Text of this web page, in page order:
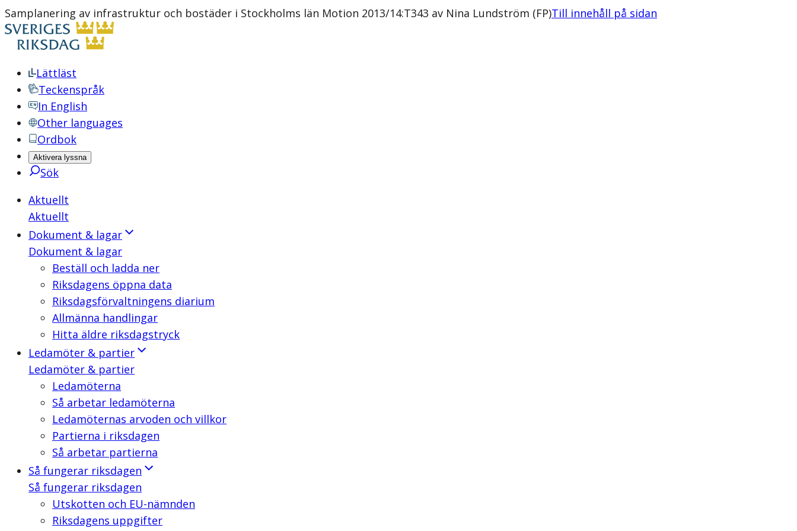
Samplanering av infrastruktur och bostäder i Stockholms län Motion 2013/14:T343 av Nina Lundström (FP)Till innehåll på sidan
Lättläst
Teckenspråk
In English
Other languages
Ordbok
Aktivera lyssna
Sök
Aktuellt
Aktuellt
Dokument & lagar
Dokument & lagar
Beställ och ladda ner
Riksdagens öppna data
Riksdagsförvaltningens diarium
Allmänna handlingar
Hitta äldre riksdagstryck
Ledamöter & partier
Ledamöter & partier
Ledamöterna
Så arbetar ledamöterna
Ledamöternas arvoden och villkor
Partierna i riksdagen
Så arbetar partierna
Så fungerar riksdagen
Så fungerar riksdagen
Utskotten och EU-nämnden
Riksdagens uppgifter